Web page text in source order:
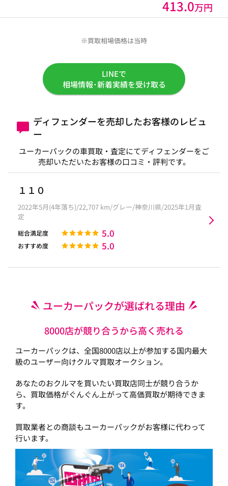
413.0万円
※買取相場価格は当時
LINEで
相場情報･新着実績を受け取る
ディフェンダーを売却したお客様のレビュ
ー
ユーカーパックの車買取・査定にてディフェンダーをご
売却いただいたお客様の口コミ・評判です。
１１０
2022年5月(4年落ち)/22,707 km/グレー/神奈川県/2025年1月査
定
総合満足度 5.0
おすすめ度 5.0
ユーカーパックが選ばれる理由
8000店が競り合うから高く売れる
ユーカーパックは、全国8000店以上が参加する国内最大
級のユーザー向けクルマ買取オークション。
あなたのおクルマを買いたい買取店同士が競り合うか
ら、買取価格がぐんぐん上がって高価買取が期待できま
す。
買取業者との商談もユーカーパックがお客様に代わって
行います。